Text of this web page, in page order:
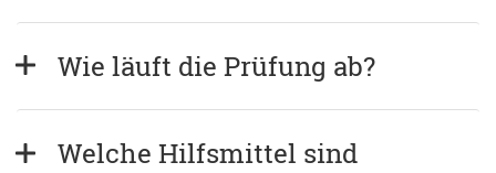
Wie läuft die Prüfung ab?
Welche Hilfsmittel sind